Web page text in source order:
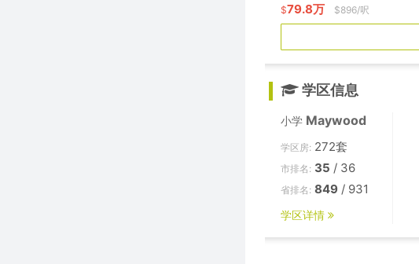
$79.8万 $896/呎
学区信息
小学 Maywood
学区房: 272套
市排名: 35 / 36
省排名: 849 / 931
学区详情